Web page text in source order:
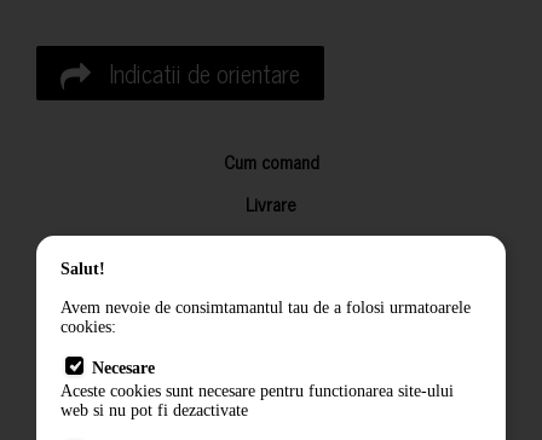
Indicatii de orientare
Cum comand
Livrare
Returnarea produselor
Termeni si conditii
Salut!
Avem nevoie de consimtamantul tau de a folosi urmatoarele
cookies:
Necesare
Aceste cookies sunt necesare pentru functionarea site-ului
web si nu pot fi dezactivate